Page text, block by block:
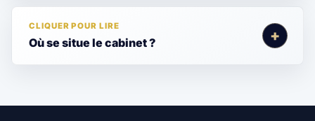
Où se situe le cabinet ?